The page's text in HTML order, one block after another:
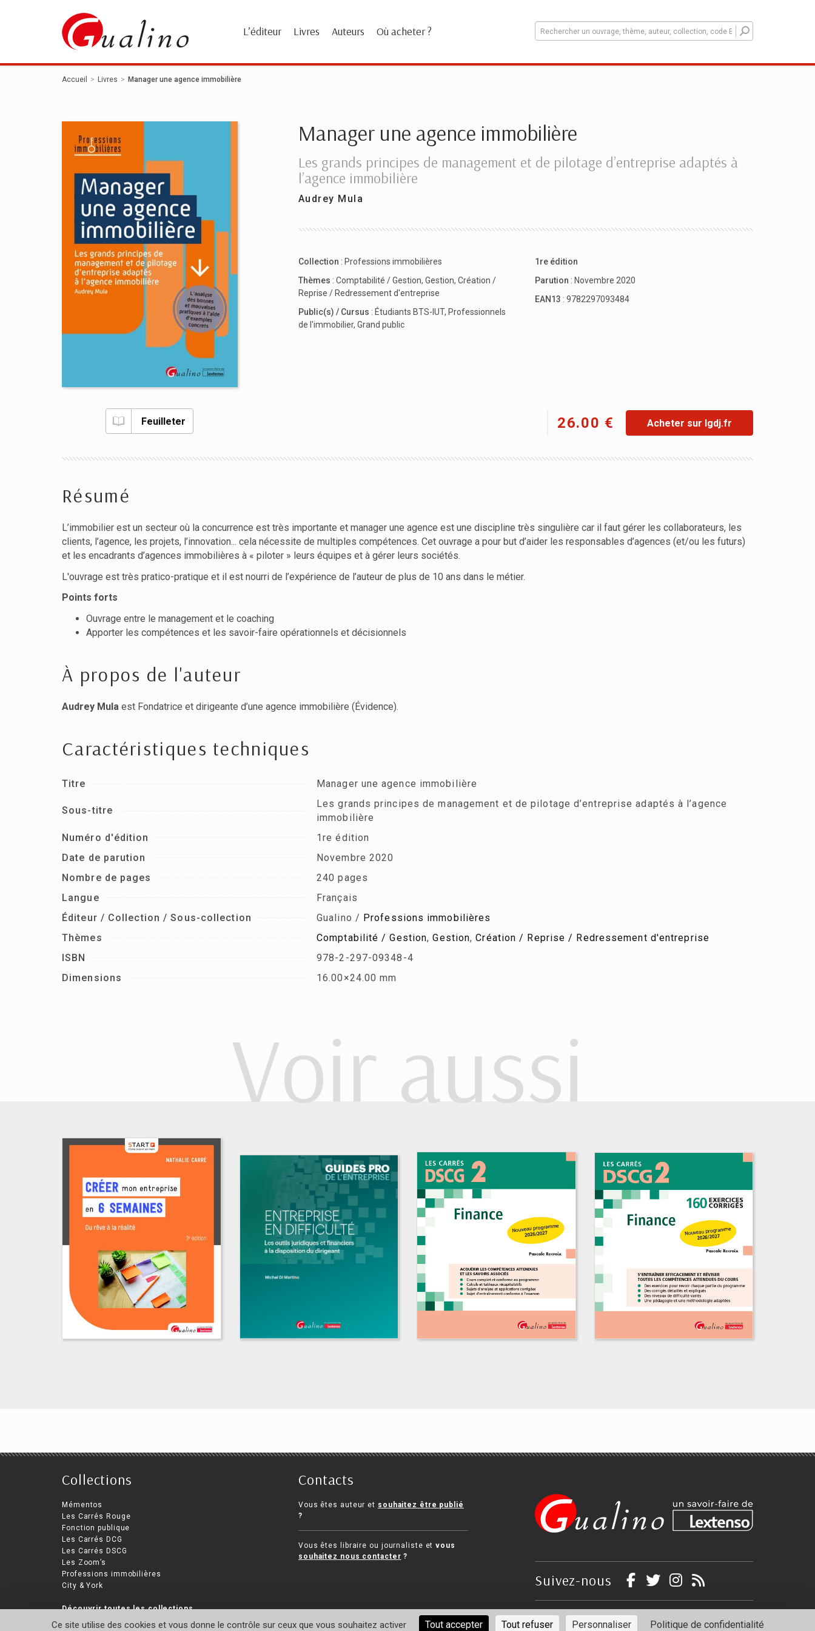
L’éditeur Livres Auteurs Où acheter ?
Accueil Livres Manager une agence immobilière
Feuilleter
Manager une agence immobilière
Les grands principes de management et de pilotage d’entreprise adaptés à
l’agence immobilière
Audrey Mula
Collection : Professions immobilières
Thèmes : Comptabilité / Gestion, Gestion, Création /
Reprise / Redressement d'entreprise
Public(s) / Cursus : Étudiants BTS-IUT, Professionnels
de l'immobilier, Grand public
1re édition
Parution : Novembre 2020
EAN13 : 9782297093484
26.00 € Acheter sur lgdj.fr
Résumé
L’immobilier est un secteur où la concurrence est très importante et manager une agence est une discipline très singulière car il faut gérer les collaborateurs, les
clients, l’agence, les projets, l’innovation... cela nécessite de multiples compétences. Cet ouvrage a pour but d’aider les responsables d’agences (et/ou les futurs)
et les encadrants d’agences immobilières à « piloter » leurs équipes et à gérer leurs sociétés.
L'ouvrage est très pratico-pratique et il est nourri de l’expérience de l’auteur de plus de 10 ans dans le métier.
Points forts
Ouvrage entre le management et le coaching
Apporter les compétences et les savoir-faire opérationnels et décisionnels
À propos de l'auteur
Audrey Mula est Fondatrice et dirigeante d’une agence immobilière (Évidence).
Caractéristiques techniques
Titre Manager une agence immobilière
Sous-titre
Les grands principes de management et de pilotage d’entreprise adaptés à l’agence
immobilière
Numéro d'édition
1re édition
Date de parution
Novembre 2020
Nombre de pages
240 pages
Langue
Français
Éditeur / Collection / Sous-collection
Gualino / Professions immobilières
Thèmes
Comptabilité / Gestion,Gestion,Création / Reprise / Redressement d'entreprise
ISBN
978-2-297-09348-4
Dimensions
16.00×24.00 mm
Voir aussi
Créer mon entreprise en 6
semaines
Entreprise en difficulté
Michel DI Martino
DSCG 2 - Finance
corrigés - Finance
Collections
Mémentos
Les Carrés Rouge
Fonction publique
Les Carrés DCG
Les Carrés DSCG
Les Zoom’s
Professions immobilières
City & York
Découvrir toutes les collections
Contacts
Vous êtes auteur et souhaitez être publié
?
Vous êtes libraire ou journaliste etvous
souhaitez nous contacter ?
Suivez-nous
Mentions légales Politique de confidentialité
Ce site utilise des cookies et vous donne le contrôle sur ceux que vous souhaitez activer Tout accepter Tout refuser Personnaliser Politique de confidentialité